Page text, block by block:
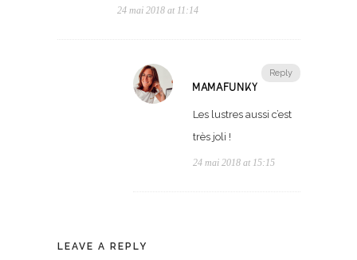
24 mai 2018 at 11:14
Reply
MAMAFUNKY
Les lustres aussi c’est
très joli !
24 mai 2018 at 15:15
LEAVE A REPLY